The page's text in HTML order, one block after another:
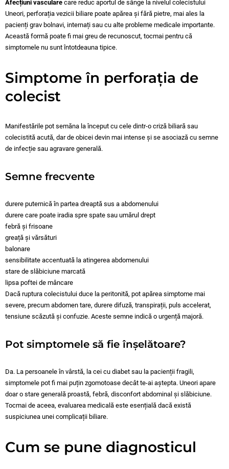
Afecțiuni vasculare care reduc aportul de sânge la nivelul colecistului
Uneori, perforația vezicii biliare poate apărea și fără pietre, mai ales la
pacienți grav bolnavi, internați sau cu alte probleme medicale importante.
Această formă poate fi mai greu de recunoscut, tocmai pentru că
simptomele nu sunt întotdeauna tipice.
Simptome în perforația de
colecist
Manifestările pot semăna la început cu cele dintr-o criză biliară sau
colecistită acută, dar de obicei devin mai intense și se asociază cu semne
de infecție sau agravare generală.
Semne frecvente
durere puternică în partea dreaptă sus a abdomenului
durere care poate iradia spre spate sau umărul drept
febră și frisoane
greață și vărsături
balonare
sensibilitate accentuată la atingerea abdomenului
stare de slăbiciune marcată
lipsa poftei de mâncare
Dacă ruptura colecistului duce la peritonită, pot apărea simptome mai
severe, precum abdomen tare, durere difuză, transpirații, puls accelerat,
tensiune scăzută și confuzie. Aceste semne indică o urgență majoră.
Pot simptomele să fie înșelătoare?
Da. La persoanele în vârstă, la cei cu diabet sau la pacienții fragili,
simptomele pot fi mai puțin zgomotoase decât te-ai aștepta. Uneori apare
doar o stare generală proastă, febră, disconfort abdominal și slăbiciune.
Tocmai de aceea, evaluarea medicală este esențială dacă există
suspiciunea unei complicații biliare.
Cum se pune diagnosticul